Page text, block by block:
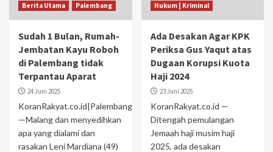
Berita Utama Palembang
Sudah 1 Bulan, Rumah-
Jembatan Kayu Roboh
di Palembang tidak
Terpantau Aparat
24 Juni 2025
KoranRakyat.co.id|Palembang
—Malang dan menyedihkan
apa yang dialami dan
rasakan Leni Mardiana (49)
Hukum | Kriminal
Ada Desakan Agar KPK
Periksa Gus Yaqut atas
Dugaan Korupsi Kuota
Haji 2024
23 Juni 2025
KoranRakyat.co.id —
Ditengah pemulangan
Jemaah haji musim haji
2025, ada desakan